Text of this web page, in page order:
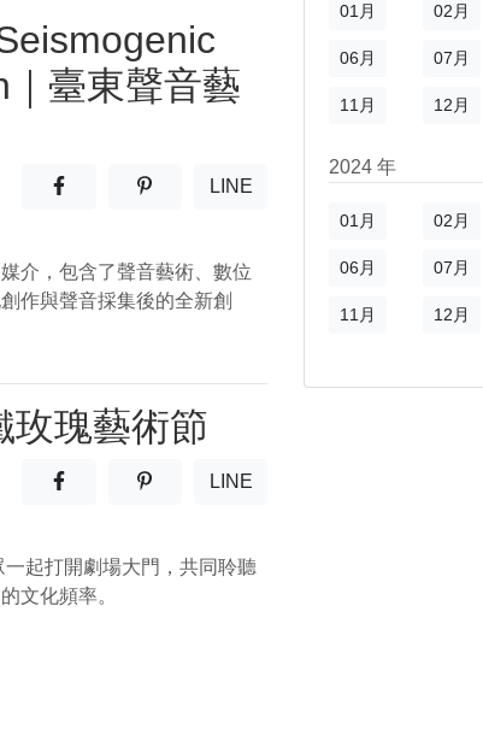
臺東聲音藝
分享至facebook(另開新視窗)
分享至噗浪(另開新視窗)
LINE
介，包含了聲音藝術、數位
作與聲音採集後的全新創
瑰藝術節
分享至facebook(另開新視窗)
分享至噗浪(另開新視窗)
LINE
起打開劇場大門，共同聆聽
文化頻率。
01月 02月
06月 07月
11月 12月
2024 年
01月 02月
06月 07月
11月 12月